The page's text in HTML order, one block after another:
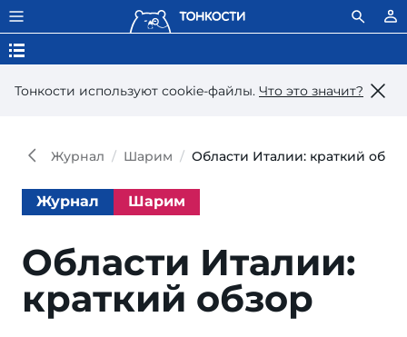
Тонкости используют сookie-файлы. Что это значит?
Журнал Шарим Области Италии: краткий
Журнал Шарим
Области Италии:
краткий обзор